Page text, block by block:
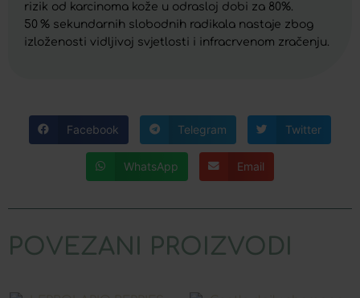
rizik od karcinoma kože u odrasloj dobi za 80%.
50 % sekundarnih slobodnih radikala nastaje zbog
izloženosti vidljivoj svjetlosti i infracrvenom zračenju.
Facebook Telegram Twitter
WhatsApp Email
POVEZANI PROIZVODI